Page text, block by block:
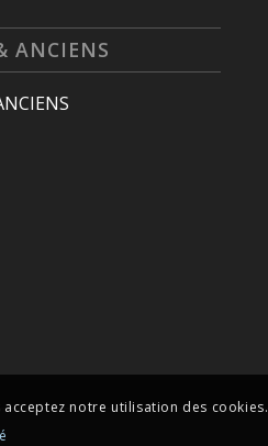
ANCIENS
notre utilisation des cookies.